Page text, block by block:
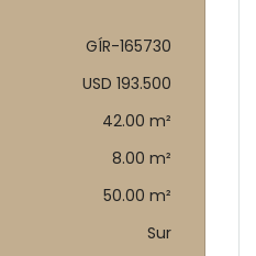
GÍR-165730
USD 193.500
42.00 m²
8.00 m²
50.00 m²
Sur